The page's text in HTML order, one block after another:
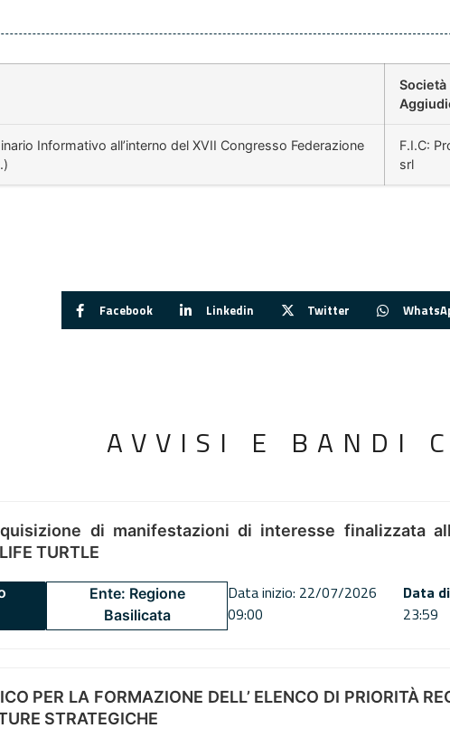
Società
Informativo all’interno del XVII Congresso Federazione
F.I.C:
srl
Facebook Linkedin Twitter
AVVISI E BANDI
di manifestazioni di interesse finalizzata
TURTLE
Ente: Regione
Basilicata
Data inizio: 22/07/2026
09:00
Data
23:59
PER LA FORMAZIONE DELL’ ELENCO DI PRIORITÀ
STRATEGICHE